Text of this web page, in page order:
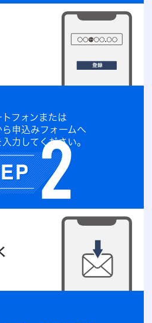
トフォンまたは
ら申込みフォームへ
力してください。